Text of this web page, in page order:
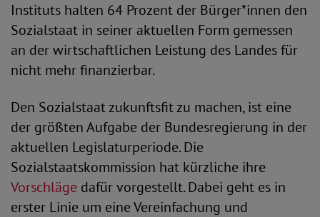
Instituts halten 64 Prozent der Bürger*innen den
Sozialstaat in seiner aktuellen Form gemessen
an der wirtschaftlichen Leistung des Landes für
nicht mehr finanzierbar.
Den Sozialstaat zukunftsfit zu machen, ist eine
der größten Aufgabe der Bundesregierung in der
aktuellen Legislaturperiode. Die
Sozialstaatskommission hat kürzliche ihre
Vorschläge dafür vorgestellt. Dabei geht es in
erster Linie um eine Vereinfachung und